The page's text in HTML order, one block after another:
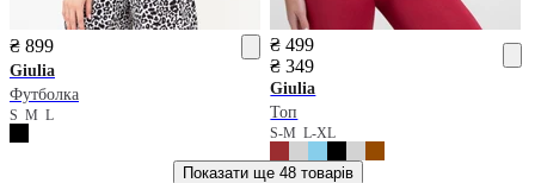
₴ 899
Giulia
Футболка
S M L
₴ 499
₴ 349
Giulia
Топ
S-ML-XL
Показати ще 48 товарів